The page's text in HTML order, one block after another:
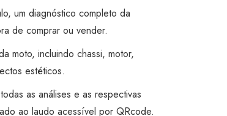
um diagnóstico completo da
de comprar ou vender.
moto, incluindo chassi, motor,
estéticos.
as análises e as respectivas
ao laudo acessível por QRcode.